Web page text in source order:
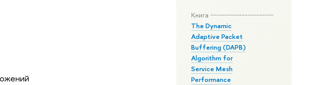
Книга
The Dynamic
Adaptive Packet
Buffering (DAPB)
Algorithm for
Service Mesh
Performance